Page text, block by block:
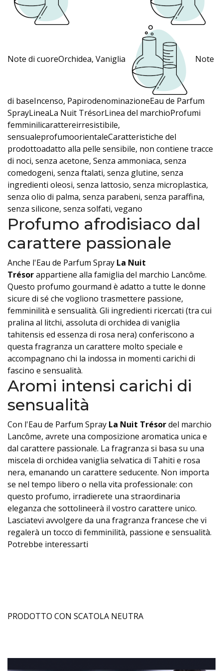
Note di cuoreOrchidea, Vaniglia Note
di baseIncenso, PapirodenominazioneEau de Parfum
SprayLineaLa Nuit TrésorLinea del marchioProfumi
femminilicarattereirresistibile,
sensualeprofumoorientaleCaratteristiche del
prodottoadatto alla pelle sensibile, non contiene tracce
di noci, senza acetone, Senza ammoniaca, senza
comedogeni, senza ftalati, senza glutine, senza
ingredienti oleosi, senza lattosio, senza microplastica,
senza olio di palma, senza parabeni, senza paraffina,
senza silicone, senza solfati, vegano
Profumo afrodisiaco dal
carattere passionale
Anche l'Eau de Parfum Spray La Nuit
Trésorappartiene alla famiglia del marchio Lancôme.
Questo profumo gourmand è adatto a tutte le donne
sicure di sé che vogliono trasmettere passione,
femminilità e sensualità. Gli ingredienti ricercati (tra cui
pralina al litchi, assoluta di orchidea di vaniglia
tahitensis ed essenza di rosa nera) conferiscono a
questa fragranza un carattere molto speciale e
accompagnano chi la indossa in momenti carichi di
fascino e sensualità.
Aromi intensi carichi di
sensualità
Con l'Eau de Parfum Spray La Nuit Trésordel marchio
Lancôme, avrete una composizione aromatica unica e
dal carattere passionale. La fragranza si basa su una
miscela di orchidea vaniglia selvatica di Tahiti e rosa
nera, emanando un carattere seducente. Non importa
se nel tempo libero o nella vita professionale: con
questo profumo, irradierete una straordinaria
eleganza che sottolineerà il vostro carattere unico.
Lasciatevi avvolgere da una fragranza francese che vi
regalerà un tocco di femminilità, passione e sensualità.
Potrebbe interessarti
PRODOTTO CON SCATOLA NEUTRA